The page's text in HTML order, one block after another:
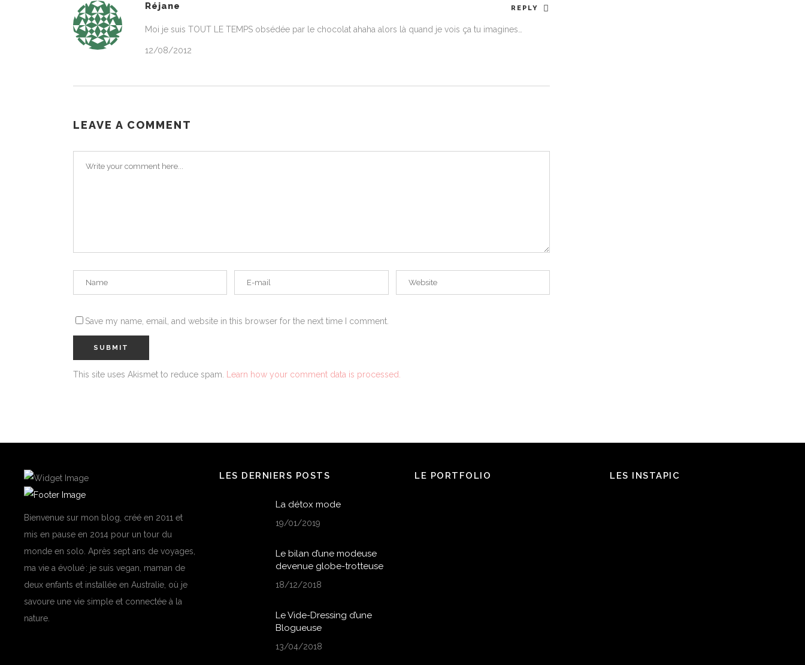
Réjane REPLY
Moi je suis TOUT LE TEMPS obsédée par le chocolat ahaha alors là quand je vois ça tu imagines…
12/08/2012
LEAVE A COMMENT
Save my name, email, and website in this browser for the next time I comment.
This site uses Akismet to reduce spam. Learn how your comment data is processed.
Bienvenue sur mon blog, créé en 2011 et
mis en pause en 2014 pour un tour du
monde en solo. Après sept ans de voyages,
ma vie a évolué : je suis vegan, maman de
deux enfants et installée en Australie, où je
savoure une vie simple et connectée à la
nature.
LES DERNIERS POSTS
La détox mode
19/01/2019
Le bilan d’une modeuse
devenue globe-trotteuse
18/12/2018
Le Vide-Dressing d’une
Blogueuse
13/04/2018
LE PORTFOLIO LES INSTAPIC